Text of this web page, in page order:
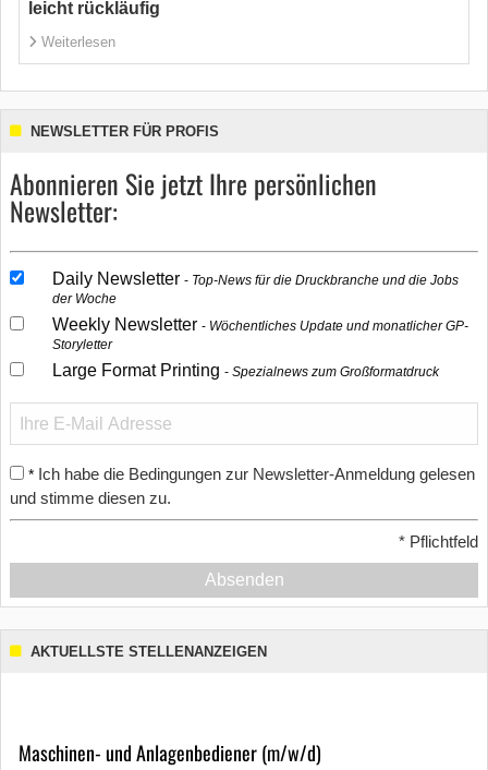
leicht rückläufig
Weiterlesen
NEWSLETTER FÜR PROFIS
Abonnieren Sie jetzt Ihre persönlichen
Newsletter:
Daily Newsletter
Top-News für die Druckbranche und die Jobs
der Woche
Weekly Newsletter
Wöchentliches Update und monatlicher GP-
Storyletter
Large Format Printing Spezialnews zum Großformatdruck
* Ich habe die Bedingungen zur Newsletter-Anmeldung gelesen
und stimme diesen zu.
* Pflichtfeld
Absenden
AKTUELLSTE STELLENANZEIGEN
Maschinen- und Anlagenbediener (m/w/d)